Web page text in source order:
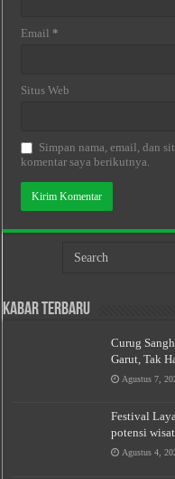
Email *
Situs Web
Simpan nama, email, dan
komentar saya berikutnya.
Kabar Terbaru
Curug
Garut, Tak
Agustus 7,
Festival
potensi
Agustus 4,